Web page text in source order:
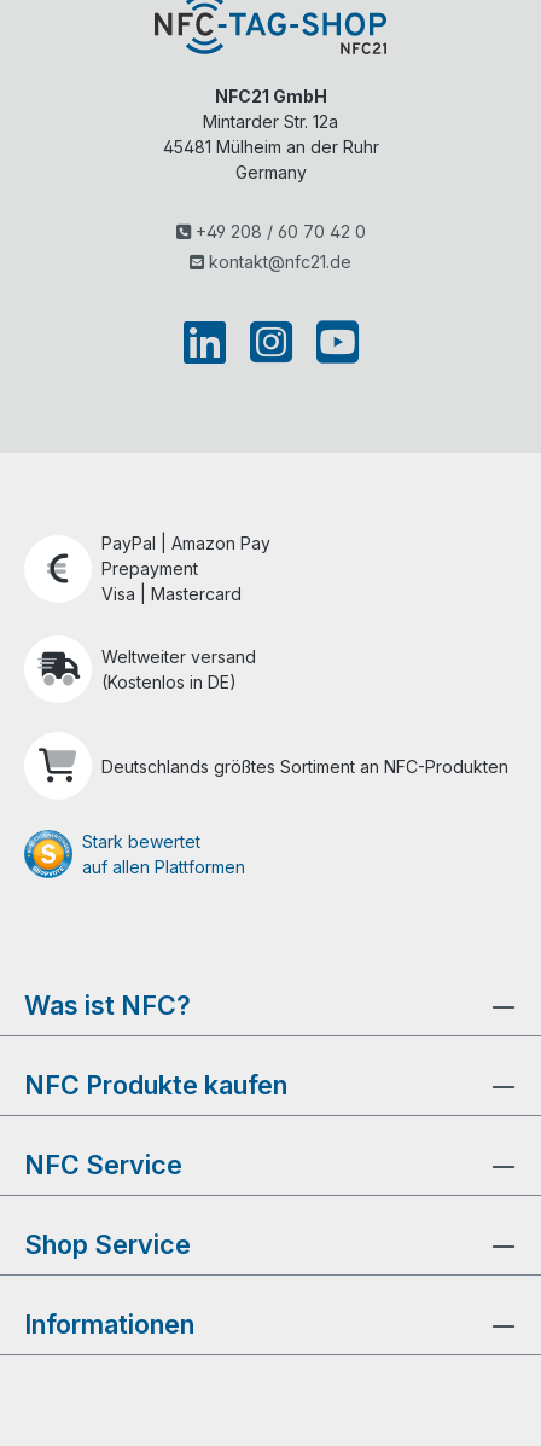
NFC21 GmbH
Mintarder Str. 12a
45481 Mülheim an der Ruhr
Germany
+49 208 / 60 70 42 0
kontakt@nfc21.de
PayPal | Amazon Pay
Prepayment
Visa | Mastercard
Weltweiter versand
(Kostenlos in DE)
Deutschlands größtes Sortiment an NFC-Produkten
Stark bewertet
auf allen Plattformen
Was ist NFC?
NFC Produkte kaufen
NFC Service
Shop Service
Informationen